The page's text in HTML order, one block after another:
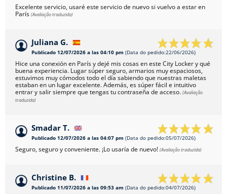
Excelente servicio, usaré este servicio de nuevo si vuelvo a estar en
París (Avaliação traduzida)
Juliana G.
Publicado 12/07/2026 a las 04:10 pm (Data do pedido:22/06/2026)
Hice una conexión en París y dejé mis cosas en este City Locker y qué
buena experiencia. Lugar súper seguro, armarios muy espaciosos,
estuvimos muy cómodos todo el día sabiendo que nuestras maletas
estaban en un lugar excelente. Además, es súper fácil e intuitivo
entrar y salir siempre que tengas tu contraseña de acceso. (Avaliação
traduzida)
Smadar T.
Publicado 12/07/2026 a las 04:07 pm (Data do pedido:05/07/2026)
Seguro, seguro y conveniente. ¡Lo usaría de nuevo! (Avaliação traduzida)
Christine B.
Publicado 11/07/2026 a las 09:53 am (Data do pedido:04/07/2026)